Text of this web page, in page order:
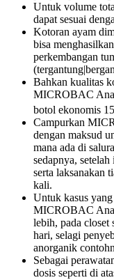
Untuk volume
dapat sesuai
Kotoran ayam
bisa
perkembangan
Bahkan kualitas
MICROBAC
botol ekonomis
Campurkan
dengan maksud
mana ada di
sedapnya,
serta laksanakan
kali.
Untuk kasus
MICROBAC
lebih, pada closet
hari, selagi
anorganik
Sebagai
dosis seperti di